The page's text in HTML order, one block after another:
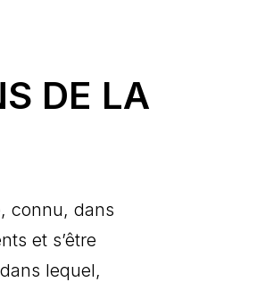
DE LA
connu, dans
et s’être
lequel,